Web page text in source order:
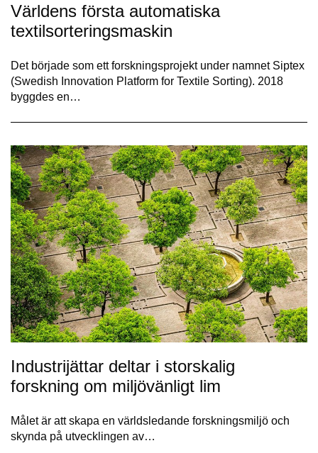
Världens första automatiska
textilsorteringsmaskin
Det började som ett forskningsprojekt under namnet Siptex
(Swedish Innovation Platform for Textile Sorting). 2018
byggdes en…
Industrijättar deltar i storskalig
forskning om miljövänligt lim
Målet är att skapa en världsledande forskningsmiljö och
skynda på utvecklingen av…